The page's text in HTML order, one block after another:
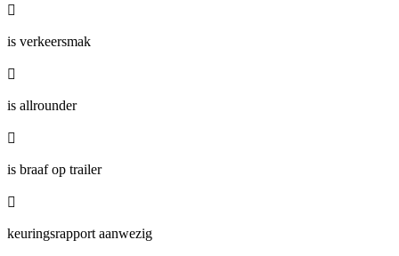

is verkeersmak

is allrounder

is braaf op trailer

keuringsrapport aanwezig